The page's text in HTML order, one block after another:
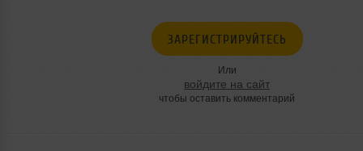
ЗАРЕГИСТРИРУЙТЕСЬ
Или
войдите на сайт
чтобы оставить комментарий